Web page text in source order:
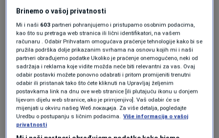
božićnog vijenca, a malo dalje u haostoru je
njen "autor" pozivao da mu se pridruže u tome
oni koji žele.
https://twitter.com/N1infoSA/status/1471060
812680814592
Iz MUP-a KS su nam potvrdili da je te poruke
Brinemo o vašoj privatnosti
Mi i naši 603 partneri pohranjujemo i pristupamo osobnim podacima,
kao što su pretraga web stranica ili lični identifikatori, na vašem
računaru . Odabir Prihvatam omogućava praćenje tehnologije kako bi se
pružila podrška dolje prikazanim svrhama na osnovu kojih mi i naši
partneri obrađujemo podatke Ukoliko je praćenje onemogućeno, neki od
sadržaja i reklama koje vidite možda neće biti relevantni za vas. Ovaj
odabir postavki možete ponovno odabrati i pritom promijeniti trenutni
odabir ili pristanak tako što ćete kliknuti na Upravljaj željenim
postavkama link na dnu ove web stranice [ili plutajuću ikonu u donjem
lijevom dijelu web stranice, ako je primjenjivo]. Vaš odabir će se
mijenjati u okviru našeg Wеб локација. Za više detalja, pogledajte
Uredbu o postupanju s ličnim podacima. Više informacija o vašoj
privatnosti